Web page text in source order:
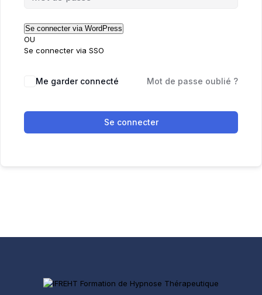
OU
Se connecter via SSO
Me garder connecté Mot de passe oublié ?
Se connecter